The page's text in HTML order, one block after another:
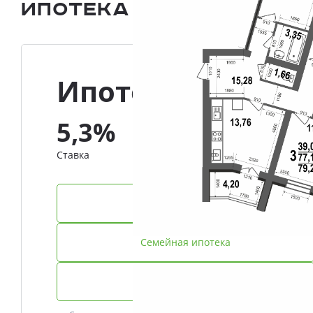
Ипотека и Рассрочка
Ипотека
5,3%
Ставка
IT-ипотека
Семейная ипотека